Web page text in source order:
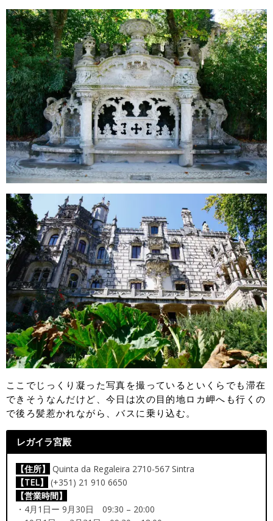
ここでじっくり凝った写真を撮っているといくらでも滞在
できそうなんだけど、今日は次の目的地ロカ岬へも行くの
で後ろ髪惹かれながら、バスに乗り込む。
レガイラ宮殿
【住所】
Quinta da Regaleira 2710-567 Sintra
【TEL】
(+351) 21 910 6650
【営業時間】
・4月1日ー 9月30日 09:30 – 20:00